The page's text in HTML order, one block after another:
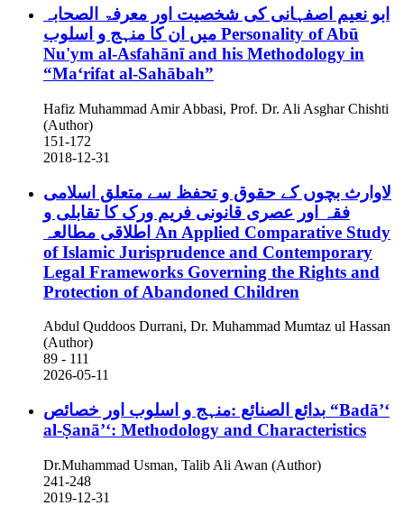
ابو نعیم اصفہانی کی شخصیت اور معرفۃ الصحابہ
Personality of Abū
Nu'ym al-Asfahānī and his Methodology in
“Maʻrifat al-Sahābah”
Hafiz Muhammad Amir Abbasi, Prof. Dr. Ali Asghar Chishti
(Author)
151-172
2018-12-31
لاوارث بچوں کے حقوق و تحفظ سے متعلق اسلامی
فقہ اور عصری قانونی فریم ورک کا تقابلی و
An Applied Comparative Study
of Islamic Jurisprudence and Contemporary
Legal Frameworks Governing the Rights and
Protection of Abandoned Children
Abdul Quddoos Durrani, Dr. Muhammad Mumtaz ul Hassan
(Author)
89 - 111
2026-05-11
“Badā’ʻ
al-Ṣanā’ʻ: Methodology and Characteristics
Dr.Muhammad Usman, Talib Ali Awan (Author)
241-248
2019-12-31